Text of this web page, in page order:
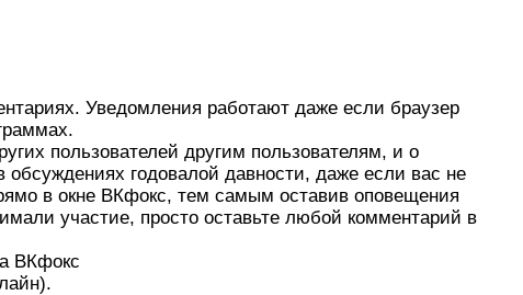
Уведомления работают даже если браузер
пользователей другим пользователям, и о
годовалой давности, даже если вас не
в окне ВКфокс, тем самым оставив оповещения
участие, просто оставьте любой комментарий в
ВКфокс